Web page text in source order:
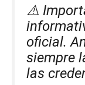
⚠️
oficial.
siempre
las